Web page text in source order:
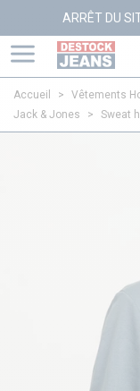
ARRÊT DU SITE E-
Accueil > Vêtements
Jack & Jones
> Sweat